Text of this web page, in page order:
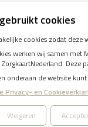
13.00 -
07.45 -
13.00 -
voor de actuele
Zorg Online Beheer
cookies
cookies zodat deze
werken wij samen met
Deze
onderaan de website
Privacy- en
Weigeren